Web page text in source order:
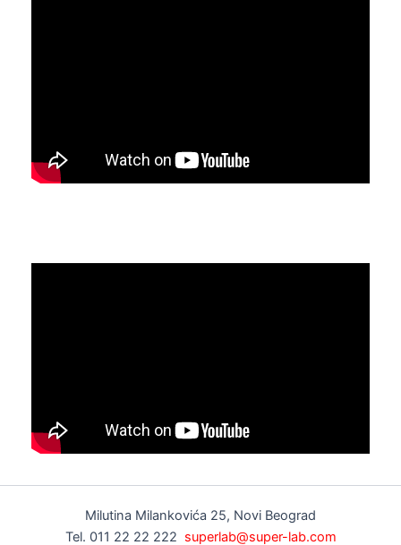
Milutina Milankovića 25, Novi Beograd
Tel. 011 22 22 222 superlab@super-lab.com